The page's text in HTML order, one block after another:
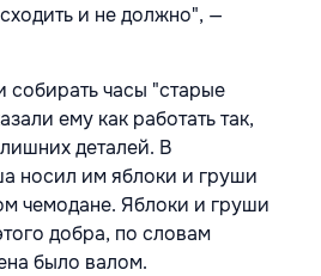
и не должно", —
собирать часы "старые
ему как работать так,
деталей. В
носил им яблоки и груши
чемодане. Яблоки и груши
добра, по словам
было валом.